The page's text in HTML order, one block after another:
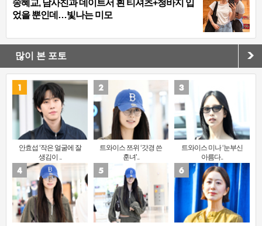
송혜교, 남사친과 데이트서 흰 티셔츠+청바지 입
었을 뿐인데…빛나는 미모
많이 본 포토
안효섭 ‘작은 얼굴에 잘
생김이 ..
트와이스 쯔위 ‘갓경 쓴
훈녀’..
트와이스 미나 ‘눈부신
아름다..